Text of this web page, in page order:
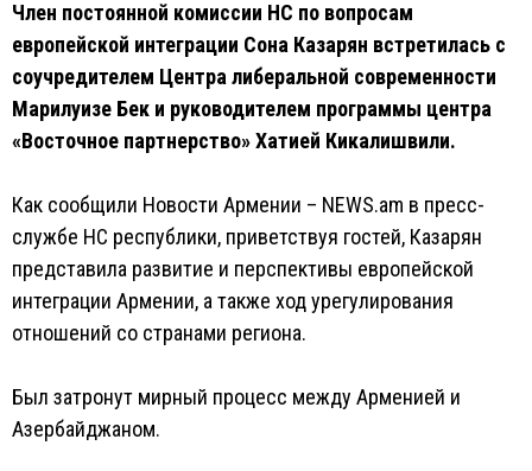
Член постоянной комиссии НС по вопросам
европейской интеграции Сона Казарян встретилась с
соучредителем Центра либеральной современности
Марилуизе Бек и руководителем программы центра
«Восточное партнерство» Хатией Кикалишвили.
Как сообщили Новости Армении – NEWS.am в пресс-
службе НС республики, приветствуя гостей, Казарян
представила развитие и перспективы европейской
интеграции Армении, а также ход урегулирования
отношений со странами региона.
Был затронут мирный процесс между Арменией и
Азербайджаном.